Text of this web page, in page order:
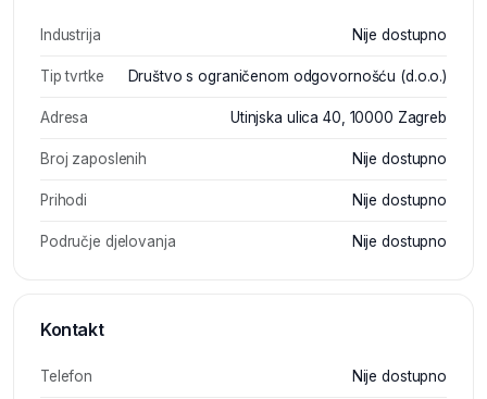
Industrija Nije dostupno
Tip tvrtke Društvo s ograničenom odgovornošću (d.o.o.)
Adresa Utinjska ulica 40, 10000 Zagreb
Broj zaposlenih Nije dostupno
Prihodi Nije dostupno
Područje djelovanja Nije dostupno
Kontakt
Telefon Nije dostupno